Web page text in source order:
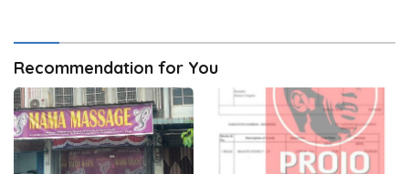
Recommendation for You